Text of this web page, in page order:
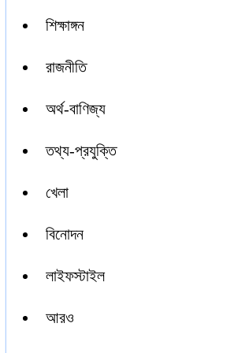
শিক্ষাঙ্গন
রাজনীতি
অর্থ-বাণিজ্য
তথ্য-প্রযুক্তি
খেলা
বিনোদন
লাইফস্টাইল
আরও